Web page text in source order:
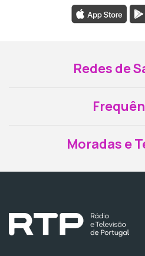
Redes de
Moradas e